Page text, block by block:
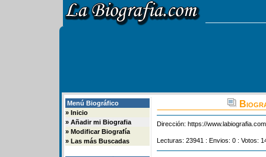
Menú Biográfico
» Inicio
» Añadir mi Biografia
» Modificar Biografía
» Las más Buscadas
Dirección: https://
Lecturas: 23941 : Envios: 0 : Votos: